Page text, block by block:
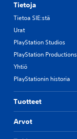
Tietoja
Tietoa SIE:stä
Urat
PlayStation Studios
PlayStation Productions
Yhtiö
PlayStationin historia
Tuotteet
Arvot